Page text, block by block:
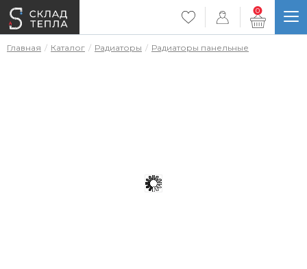
0
Главная Каталог Радиаторы Радиаторы панельные